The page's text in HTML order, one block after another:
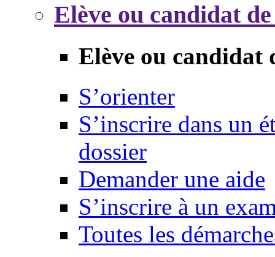
Elève ou candidat
Elève ou candidat
S’orienter
S’inscrire dans un
dossier
Demander une aide
S’inscrire à un
Toutes les